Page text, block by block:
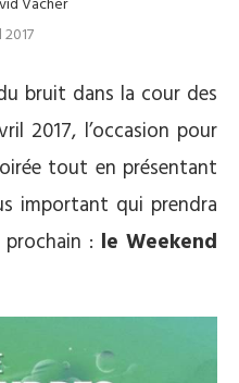
2017
bruit dans la cour des
2017, l’occasion pour
tout en présentant
important qui prendra
: le Weekend